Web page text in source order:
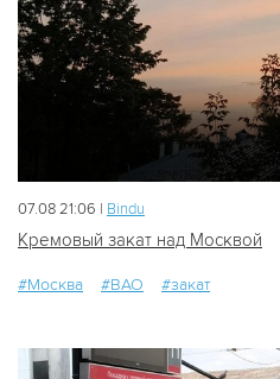
07.08 21:06 | Bindu
Кремовый закат над Москвой
#Москва #ВАО #закат